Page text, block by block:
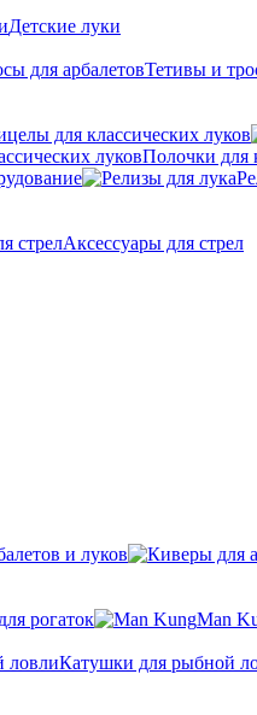
Детские луки
Тетивы и
для классических луков
Полочки для
Аксессуары для стрел
и луков
рогаток
Man
Катушки для рыбной